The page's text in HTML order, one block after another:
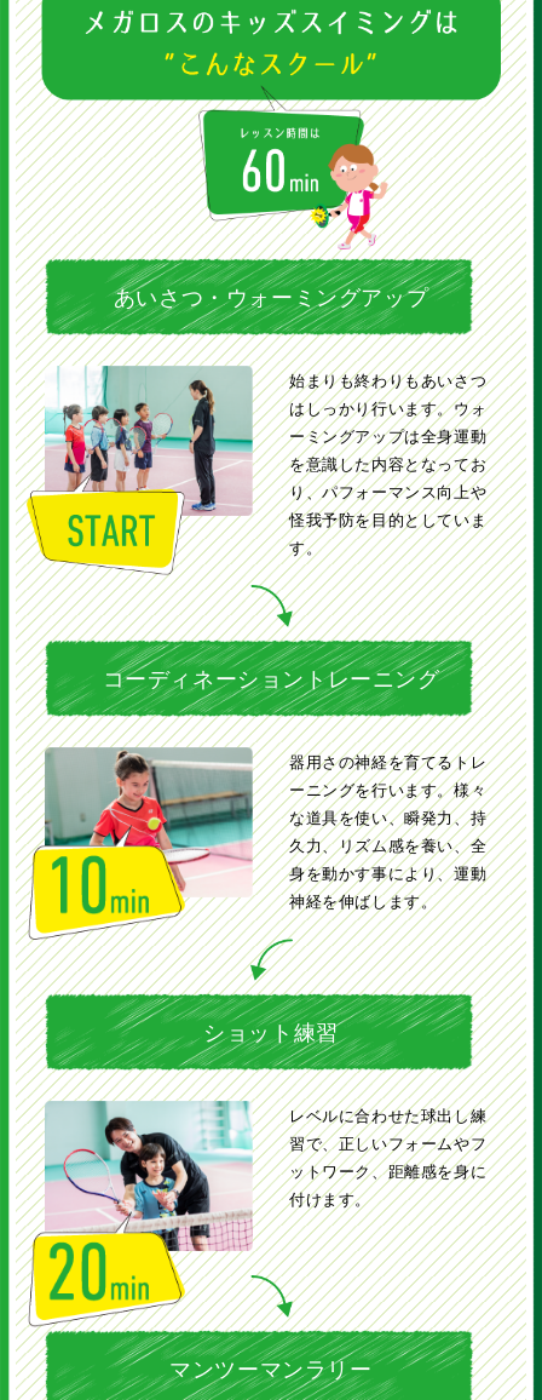
あいさつ・ウォーミングアップ
始まりも終わりもあいさつ
はしっかり行います。ウォ
ーミングアップは全身運動
を意識した内容となってお
り、パフォーマンス向上や
怪我予防を目的としていま
す。
コーディネーショントレーニング
器用さの神経を育てるトレ
ーニングを行います。様々
な道具を使い、瞬発力、持
久力、リズム感を養い、全
身を動かす事により、運動
神経を伸ばします。
ショット練習
レベルに合わせた球出し練
習で、正しいフォームやフ
ットワーク、距離感を身に
付けます。
マンツーマンラリー